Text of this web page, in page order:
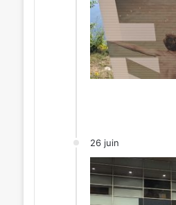
26 juin